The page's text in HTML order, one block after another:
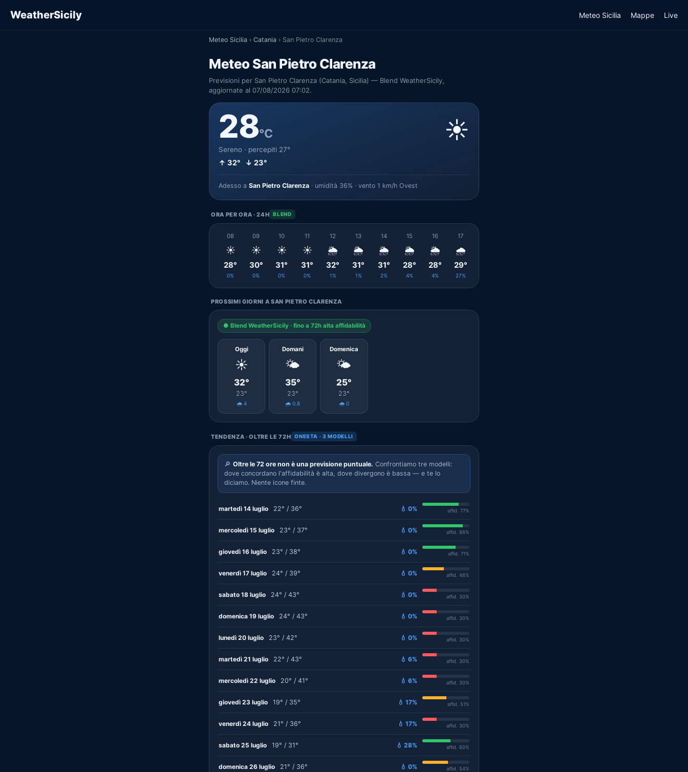
WeatherSicily Meteo Sicilia Mappe Live
Meteo Sicilia › Catania › San Pietro Clarenza
Meteo San Pietro Clarenza
Previsioni per San Pietro Clarenza (Catania, Sicilia) — Blend WeatherSicily,
aggiornate al 07/08/2026 07:02.
28°C
Sereno · percepiti 27°
↑ 32° ↓ 23°
☀️
Adesso a San Pietro Clarenza · umidità 36% · vento 1 km/h Ovest
ORA PER ORA · 24H BLEND
08
☀️
28°
0%
09
☀️
30°
0%
10
☀️
31°
0%
11
☀️
31°
0%
12
🌦️
32°
1%
13
🌦️
31°
1%
14
🌦️
31°
2%
15
🌦️
28°
4%
16
🌦️
28°
4%
17
🌧️
29°
27%
PROSSIMI GIORNI A SAN PIETRO CLARENZA
● Blend WeatherSicily · fino a 72h alta affidabilità
Oggi
☀️
32°
23°
🌧️ 4
Domani
🌤️
35°
23°
🌧️ 0.8
Domenica
🌤️
25°
23°
🌧️ 0
TENDENZA · OLTRE LE 72H ONESTA · 3 MODELLI
🔎 Oltre le 72 ore non è una previsione puntuale. Confrontiamo tre modelli:
dove concordano l'affidabilità è alta, dove divergono è bassa — e te lo
diciamo. Niente icone finte.
martedì 14 luglio 22° / 36° 💧 0% affid. 77%
mercoledì 15 luglio 23° / 37° 💧 0% affid. 86%
giovedì 16 luglio 23° / 38° 💧 0% affid. 71%
venerdì 17 luglio 24° / 39° 💧 0% affid. 46%
sabato 18 luglio 24° / 43° 💧 0% affid. 30%
domenica 19 luglio 24° / 43° 💧 0% affid. 30%
lunedì 20 luglio 23° / 42° 💧 0% affid. 30%
martedì 21 luglio 22° / 43° 💧 6% affid. 30%
mercoledì 22 luglio 20° / 41° 💧 6% affid. 30%
giovedì 23 luglio 19° / 35° 💧 17% affid. 51%
venerdì 24 luglio 21° / 36° 💧 17% affid. 30%
sabato 25 luglio 19° / 31° 💧 28% affid. 60%
domenica 26 luglio 21° / 36° 💧 0% affid. 54%